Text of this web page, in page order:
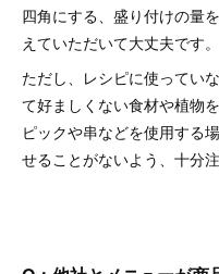
四角にする、盛り付けの量
えていただいて大丈夫です。
ただし、レシピに使ってい
て好ましくない食材や植物
ピックや串などを使用する
せることがないよう、十分